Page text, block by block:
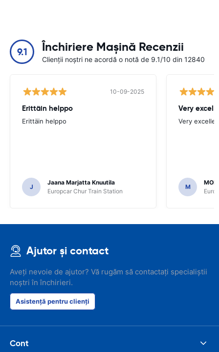
9.1 Închiriere Mașină Recenzii
Clienții noștri ne acordă o notă de 9.1/10 din 12840
10-09-2025
Erittäin helppo
Erittäin helppo
J
Jaana Marjatta Knuutila
Europcar Chur Train Station
Very
Very
M
Ajutor și contact
Aveți nevoie de ajutor? Vă rugăm să contactați specialiștii
noștri în închirieri.
Asistență pentru clienți
Cont